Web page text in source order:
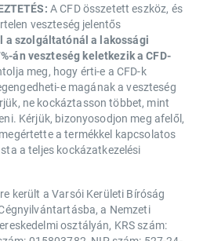
A CFD összetett eszköz, és
veszteség jelentős
a szolgáltatónál a lakossági
án veszteség keletkezik a CFD-
meg, hogy érti-e a CFD-k
e magának a veszteség
ne kockáztasson többet, mint
Kérjük, bizonyosodjon meg afelől,
a termékkel kapcsolatos
a teljes kockázatkezelési
került a Varsói Kerületi Bíróság
a Nemzeti
osztályán, KRS szám: